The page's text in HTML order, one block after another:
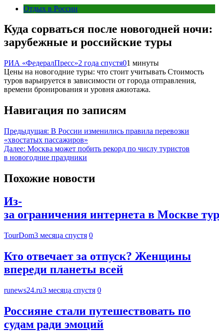
Отдых в России
Куда сорваться после новогодней ночи:
зарубежные и российские туры
РИА «ФедералПресс»2 года спустя01 минуты
Цены на новогодние туры: что стоит учитывать Стоимость
туров варьируется в зависимости от города отправления,
времени бронирования и уровня ажиотажа.
Навигация по записям
Предыдущая: В России изменились правила перевозки
«хвостатых пассажиров»
Далее: Москва может побить рекорд по числу туристов
в новогодние праздники
Похожие новости
Из-
за ограничения интернета в Москве
TourDom3 месяца спустя 0
Кто отвечает за отпуск? Женщины
впереди планеты всей
runews24.ru3 месяца спустя 0
Россияне стали путешествовать по
судам ради эмоций